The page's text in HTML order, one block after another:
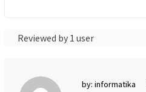
Reviewed by 1 user
by: informatika